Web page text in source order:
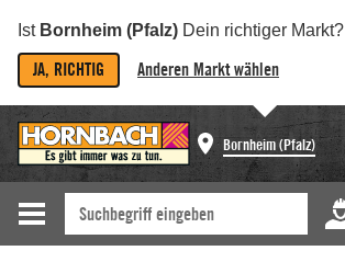
Ist Bornheim (Pfalz) Dein richtiger Markt?
JA, RICHTIG Anderen Markt wählen
Bornheim (Pfalz)